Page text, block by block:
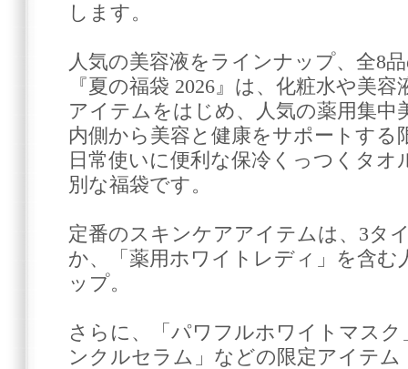
します。
人気の美容液をラインナップ、全8
『夏の福袋 2026』は、化粧水や美
アイテムをはじめ、人気の薬用集中
内側から美容と健康をサポートする
日常使いに便利な保冷くっつくタ
別な福袋です。
定番のスキンケアアイテムは、3タ
か、「薬用ホワイトレディ」を含む
ップ。
さらに、「パワフルホワイトマス
ンクルセラム」などの限定アイテ